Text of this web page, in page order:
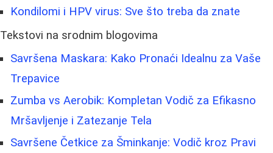
Kondilomi i HPV virus: Sve što treba da znate
Tekstovi na srodnim blogovima
Savršena Maskara: Kako Pronaći Idealnu za Vaše
Trepavice
Zumba vs Aerobik: Kompletan Vodič za Efikasno
Mršavljenje i Zatezanje Tela
Savršene Četkice za Šminkanje: Vodič kroz Pravi